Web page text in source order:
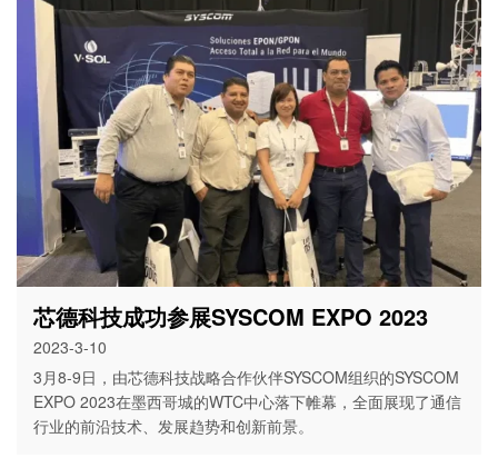
芯德科技成功参展SYSCOM EXPO 2023
2023-3-10
3月8-9日，由芯德科技战略合作伙伴SYSCOM组织的SYSCOM
EXPO 2023在墨西哥城的WTC中心落下帷幕，全面展现了通信
行业的前沿技术、发展趋势和创新前景。